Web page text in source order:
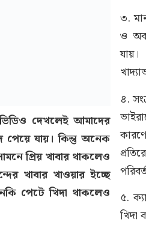
দেখলেই আমাদের
যায়। কিন্তু অনেক
প্রিয় খাবার থাকলেও
খাবার খাওয়ার ইচ্ছে
পেটে খিদা থাকলেও
৩.
ও
৪.
৫.
খিদা